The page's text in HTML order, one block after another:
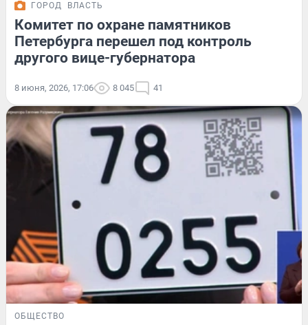
ГОРОД ВЛАСТЬ
Комитет по охране памятников
Петербурга перешел под контроль
другого вице-губернатора
8 июня, 2026, 17:06 8 045 41
ОБЩЕСТВО